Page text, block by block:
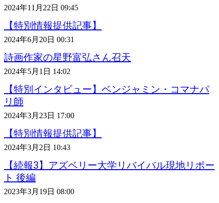
2024年11月22日 09:45
【特別情報提供記事】
2024年6月20日 00:31
詩画作家の星野富弘さん召天
2024年5月1日 14:02
【特別インタビュー】ベンジャミン・コマナパ
リ師
2024年3月23日 17:00
【特別情報提供記事】
2024年3月2日 10:43
【続報3】アズベリー大学リバイバル現地リポー
ト 後編
2023年3月19日 08:00